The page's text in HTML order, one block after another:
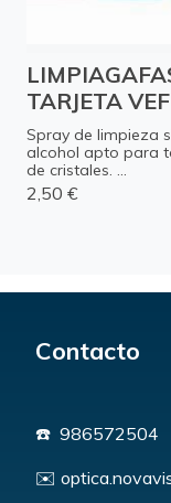
TARJETA
Spray de limpieza
alcohol apto para
de cristales. ...
2,50 €
Contacto
☎️ 986572504
✉️